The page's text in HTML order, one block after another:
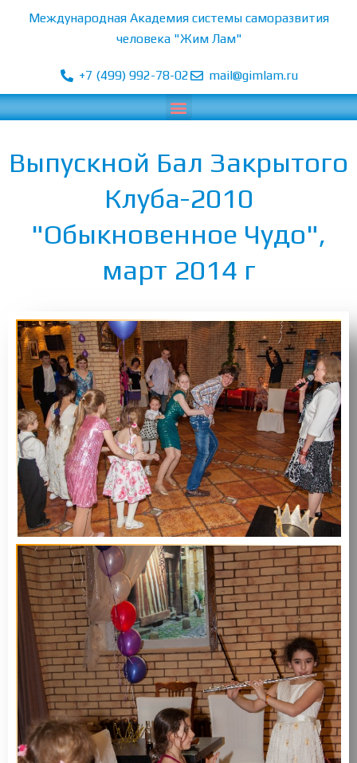
Перейти
Международная Академия системы саморазвития
человека "Жим Лам"
+7 (499) 992-78-02 mail@gimlam.ru
Menu
Выпускной Бал Закрытого
Клуба-2010
"Обыкновенное Чудо",
март 2014 г